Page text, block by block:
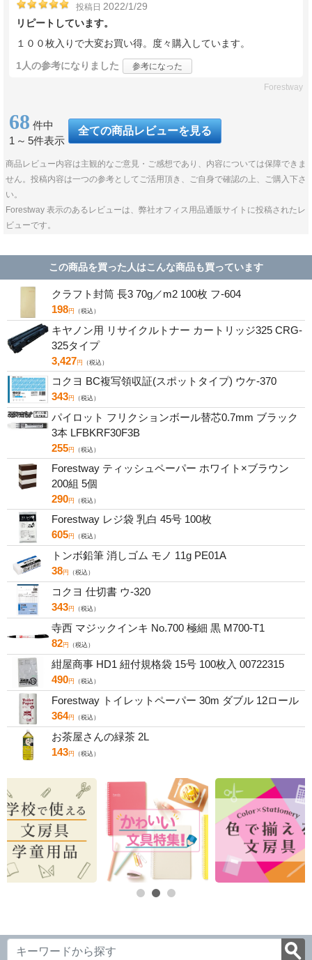
投稿日 2022/1/29
リピートしています。
１００枚入りで大変お買い得。度々購入しています。
1人の参考になりました 参考になった
Forestway
68 件中
1 ～ 5件表示
全ての商品レビューを見る
商品レビュー内容は主観的なご意見・ご感想であり、内容については保障できま
せん。投稿内容は一つの参考としてご活用頂き、ご自身で確認の上、ご購入下さ
い。
Forestway 表示のあるレビューは、弊社オフィス用品通販サイトに投稿されたレ
ビューです。
この商品を買った人はこんな商品も買っています
クラフト封筒 長3 70g／m2 100枚 フ-604
198円 （税込）
キヤノン用 リサイクルトナー カートリッジ325 CRG-
325タイプ
3,427円 （税込）
コクヨ BC複写領収証(スポットタイプ) ウケ-370
343円 （税込）
パイロット フリクションボール替芯0.7mm ブラック
3本 LFBKRF30F3B
255円 （税込）
Forestway ティッシュペーパー ホワイト×ブラウン
200組 5個
290円 （税込）
Forestway レジ袋 乳白 45号 100枚
605円 （税込）
トンボ鉛筆 消しゴム モノ 11g PE01A
38円 （税込）
コクヨ 仕切書 ウ-320
343円 （税込）
寺西 マジックインキ No.700 極細 黒 M700-T1
82円 （税込）
紺屋商事 HD1 紐付規格袋 15号 100枚入 00722315
490円 （税込）
Forestway トイレットペーパー 30m ダブル 12ロール
364円 （税込）
お茶屋さんの緑茶 2L
143円 （税込）